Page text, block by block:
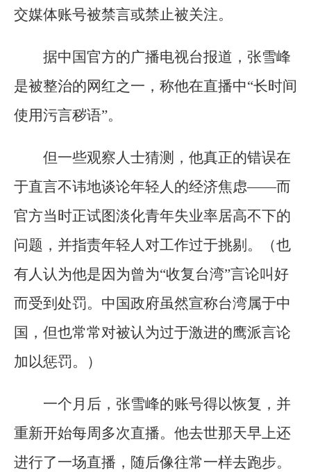
交媒体账号被禁言或禁止被关注。
据中国官方的广播电视台报道，张雪峰
是被整治的网红之一，称他在直播中“长时间
使用污言秽语”。
但一些观察人士猜测，他真正的错误在
于直言不讳地谈论年轻人的经济焦虑——而
官方当时正试图淡化青年失业率居高不下的
问题，并指责年轻人对工作过于挑剔。（也
有人认为他是因为曾为“收复台湾”言论叫好
而受到处罚。中国政府虽然宣称台湾属于中
国，但也常常对被认为过于激进的鹰派言论
加以惩罚。）
一个月后，张雪峰的账号得以恢复，并
重新开始每周多次直播。他去世那天早上还
进行了一场直播，随后像往常一样去跑步。